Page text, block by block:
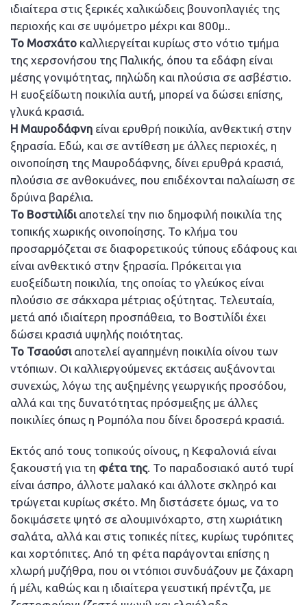
ιδιαίτερα στις ξερικές χαλικώδεις βουνοπλαγιές της
περιοχής και σε υψόμετρο μέχρι και 800μ..
Το Μοσχάτο καλλιεργείται κυρίως στο νότιο τμήμα
της χερσονήσου της Παλικής, όπου τα εδάφη είναι
μέσης γονιμότητας, πηλώδη και πλούσια σε ασβέστιο.
Η ευοξείδωτη ποικιλία αυτή, μπορεί να δώσει επίσης,
γλυκά κρασιά.
Η Μαυροδάφνη είναι ερυθρή ποικιλία, ανθεκτική στην
ξηρασία. Εδώ, και σε αντίθεση με άλλες περιοχές, η
οινοποίηση της Μαυροδάφνης, δίνει ερυθρά κρασιά,
πλούσια σε ανθοκυάνες, που επιδέχονται παλαίωση σε
δρύινα βαρέλια.
Το Βοστιλίδιαποτελεί την πιο δημοφιλή ποικιλία της
τοπικής χωρικής οινοποίησης. Το κλήμα του
προσαρμόζεται σε διαφορετικούς τύπους εδάφους και
είναι ανθεκτικό στην ξηρασία. Πρόκειται για
ευοξείδωτη ποικιλία, της οποίας το γλεύκος είναι
πλούσιο σε σάκχαρα μέτριας οξύτητας. Τελευταία,
μετά από ιδιαίτερη προσπάθεια, το Βοστιλίδι έχει
δώσει κρασιά υψηλής ποιότητας.
Το Τσαούσιαποτελεί αγαπημένη ποικιλία οίνου των
ντόπιων. Οι καλλιεργούμενες εκτάσεις αυξάνονται
συνεχώς, λόγω της αυξημένης γεωργικής προσόδου,
αλλά και της δυνατότητας πρόσμειξης με άλλες
ποικιλίες όπως η Ρομπόλα που δίνει δροσερά κρασιά.
Εκτός από τους τοπικούς οίνους, η Κεφαλονιά είναι
ξακουστή για τη φέτα της. Το παραδοσιακό αυτό τυρί
είναι άσπρο, άλλοτε μαλακό και άλλοτε σκληρό και
τρώγεται κυρίως σκέτο. Μη διστάσετε όμως, να το
δοκιμάσετε ψητό σε αλουμινόχαρτο, στη χωριάτικη
σαλάτα, αλλά και στις τοπικές πίτες, κυρίως τυρόπιτες
και χορτόπιτες. Από τη φέτα παράγονται επίσης η
χλωρή μυζήθρα, που οι ντόπιοι συνδυάζουν με ζάχαρη
ή μέλι, καθώς και η ιδιαίτερα γευστική πρέντζα, με